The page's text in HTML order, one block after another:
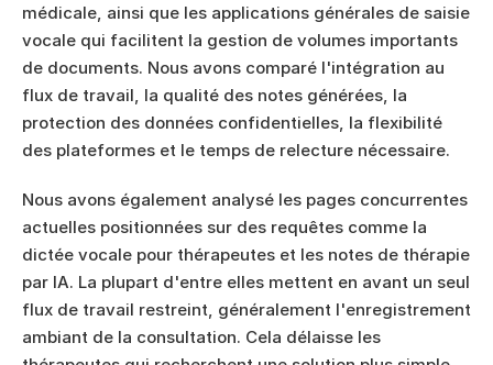
médicale, ainsi que les applications générales de saisie
vocale qui facilitent la gestion de volumes importants
de documents. Nous avons comparé l'intégration au
flux de travail, la qualité des notes générées, la
protection des données confidentielles, la flexibilité
des plateformes et le temps de relecture nécessaire.
Nous avons également analysé les pages concurrentes
actuelles positionnées sur des requêtes comme la
dictée vocale pour thérapeutes et les notes de thérapie
par IA. La plupart d'entre elles mettent en avant un seul
flux de travail restreint, généralement l'enregistrement
ambiant de la consultation. Cela délaisse les